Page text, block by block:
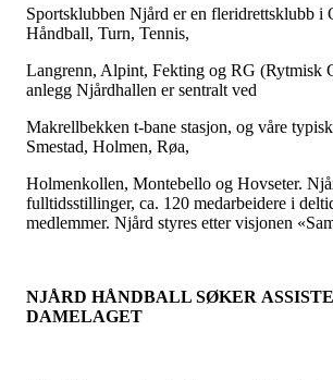
Sportsklubben Njård er en fleridrettsklubb i
Håndball, Turn, Tennis,
Langrenn, Alpint, Fekting og RG (Rytmisk
anlegg Njårdhallen er sentralt ved
Makrellbekken t-bane stasjon, og våre
Smestad, Holmen, Røa,
Holmenkollen, Montebello og Hovseter.
fulltidsstillinger, ca. 120 medarbeidere i
medlemmer. Njård styres etter visjonen
NJÅRD HÅNDBALL SØKER
DAMELAGET